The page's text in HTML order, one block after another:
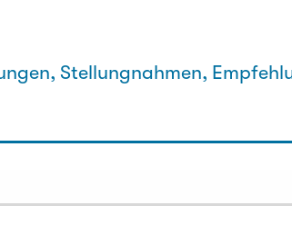
Stellungnahmen,